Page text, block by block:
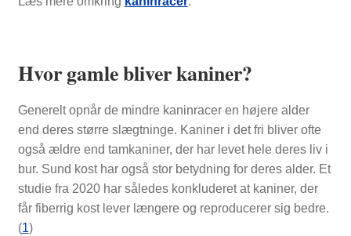
Hvor gamle bliver kaniner?
Generelt opnår de mindre kaninracer en højere alder
end deres større slægtninge. Kaniner i det fri bliver ofte
også ældre end tamkaniner, der har levet hele deres liv i
bur. Sund kost har også stor betydning for deres alder. Et
studie fra 2020 har således konkluderet at kaniner, der
får fiberrig kost lever længere og reproducerer sig bedre.
(1)